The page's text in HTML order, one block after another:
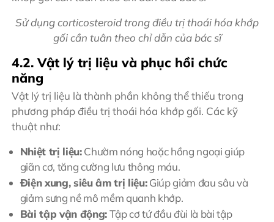
Sử dụng corticosteroid trong điều trị thoái hóa khớp
gối cần tuân theo chỉ dẫn của bác sĩ
4.2. Vật lý trị liệu và phục hồi chức
năng
Vật lý trị liệu là thành phần không thể thiếu trong
phương pháp điều trị thoái hóa khớp gối. Các kỹ
thuật như:
Nhiệt trị liệu:Chườm nóng hoặc hồng ngoại giúp
giãn cơ, tăng cường lưu thông máu.
Điện xung, siêu âm trị liệu:Giúp giảm đau sâu và
giảm sưng nề mô mềm quanh khớp.
Bài tập vận động:Tập cơ tứ đầu đùi là bài tập